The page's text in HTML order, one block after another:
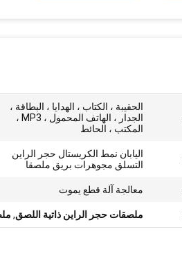
الحقيبة ، الكتاب ، الهدايا ، البطاقة ،
الجدار ، الهاتف المحمول ، MP3 ،
المكتب ، الحائط
اليابان نمط الكريستال حجر الراين
التسلق مجوهرات بريق ملصقا
معالجة آلة قطع يموت
ملصقات حجر الراين ذاتية اللصق,